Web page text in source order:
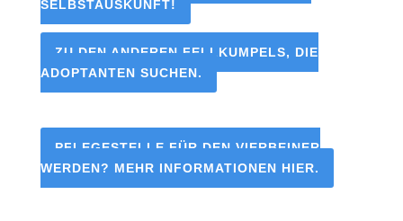
SELBSTAUSKUNFT!
ZU DEN ANDEREN FELLKUMPELS, DIE
ADOPTANTEN SUCHEN.
PFLEGESTELLE FÜR DEN VIERBEINER
WERDEN? MEHR INFORMATIONEN HIER.